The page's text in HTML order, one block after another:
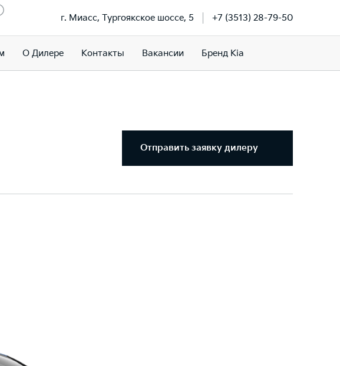
г. Миасс, Тургоякское шоссе, 5 +7 (3513) 28-79-50
О Дилере Контакты Вакансии Бренд Kia
Отправить заявку дилеру